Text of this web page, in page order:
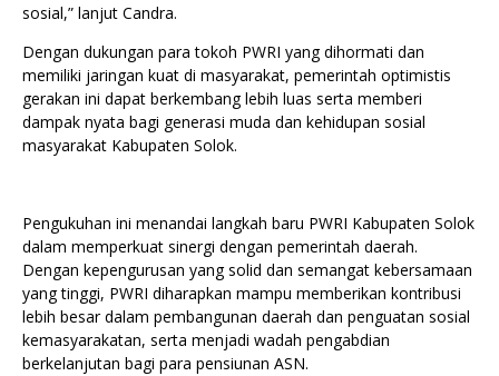
sosial,” lanjut Candra.
Dengan dukungan para tokoh PWRI yang dihormati dan
memiliki jaringan kuat di masyarakat, pemerintah optimistis
gerakan ini dapat berkembang lebih luas serta memberi
dampak nyata bagi generasi muda dan kehidupan sosial
masyarakat Kabupaten Solok.
Pengukuhan ini menandai langkah baru PWRI Kabupaten Solok
dalam memperkuat sinergi dengan pemerintah daerah.
Dengan kepengurusan yang solid dan semangat kebersamaan
yang tinggi, PWRI diharapkan mampu memberikan kontribusi
lebih besar dalam pembangunan daerah dan penguatan sosial
kemasyarakatan, serta menjadi wadah pengabdian
berkelanjutan bagi para pensiunan ASN.